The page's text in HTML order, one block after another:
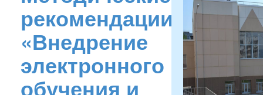
рекомендации
«Внедрение
электронного
обучения и